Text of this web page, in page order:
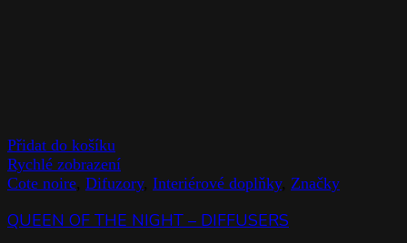
Přidat do košíku
Rychlé zobrazení
Cote noire Difuzory, Interiérové doplňky, Značky
QUEEN OF THE NIGHT – DIFFUSERS